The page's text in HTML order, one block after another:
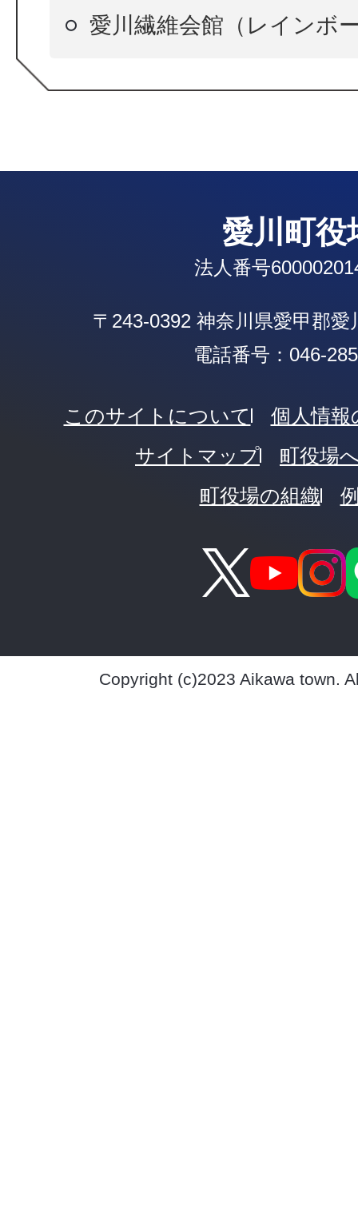
愛川繊維会館（レインボ
愛川町役
法人番号
〒243-0392 神奈川県愛甲郡愛
電話番号：046-
このサイトについて
個人情
サイトマップ
町役場
町役場の組織
Copyright (c)2023 Aikawa town.